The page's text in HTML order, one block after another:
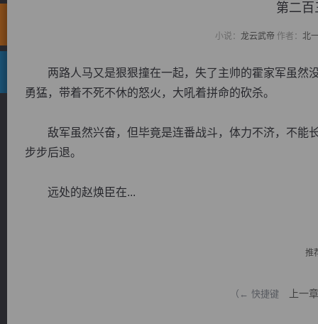
第二百
小说： 龙云武帝 作者： 北
两路人马又是狠狠撞在一起，失了主帅的霍家军虽然
勇猛，带着不死不休的怒火，大吼着拼命的砍杀。
敌军虽然兴奋，但毕竟是连番战斗，体力不济，不能
步步后退。
远处的赵焕臣在...
推
（← 快捷键 上一章